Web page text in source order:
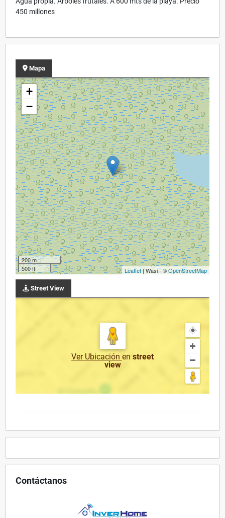
450 millones
Mapa
+
−
200 m
500 ft
Leaflet | Wasi - ©OpenStreetMap
Street View
Ver Ubicación en street
view
Contáctanos